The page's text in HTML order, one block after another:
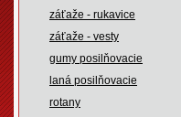
záťaže - rukavice
záťaže - vesty
gumy posilňovacie
laná posilňovacie
rotany